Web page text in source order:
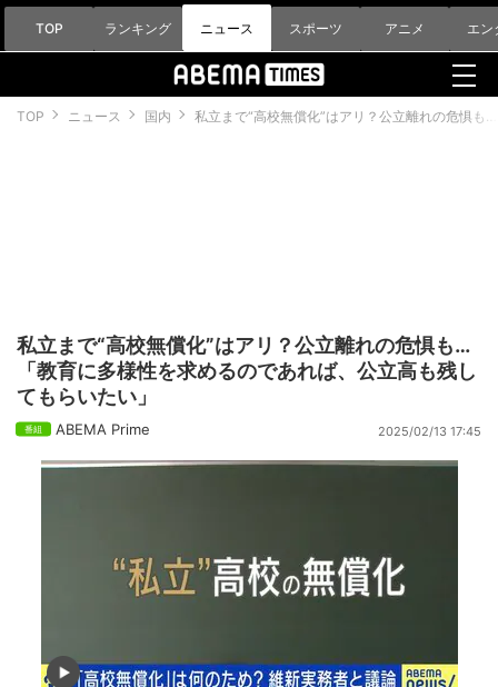
TOP ランキング ニュース スポーツ アニメ エン
TOP ニュース 国内 私立まで“高校無償化”はアリ？公立離れの危惧
私立まで“高校無償化”はアリ？公立離れの危惧も…
「教育に多様性を求めるのであれば、公立高も残し
てもらいたい」
ABEMA Prime 2025/02/13 17:45